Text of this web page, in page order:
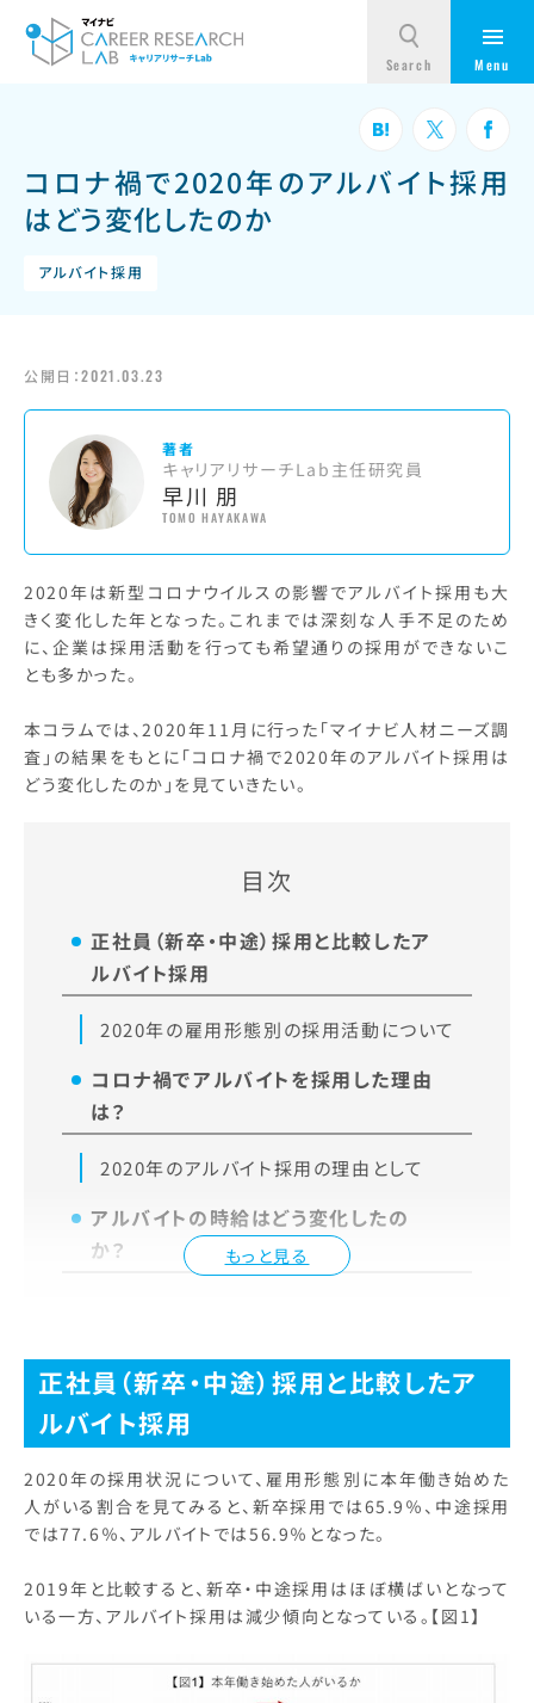
コロナ禍で2020年のアルバイト採用
はどう変化したのか
アルバイト採用
公開日：2021.03.23
著者
キャリアリサーチLab主任研究員
早川 朋
TOMO HAYAKAWA
2020年は新型コロナウイルスの影響でアルバイト採用も大
きく変化した年となった。これまでは深刻な人手不足のため
に、企業は採用活動を行っても希望通りの採用ができないこ
とも多かった。
本コラムでは、2020年11月に行った「マイナビ人材ニーズ調
査」の結果をもとに「コロナ禍で2020年のアルバイト採用は
どう変化したのか」を見ていきたい。
目次
もっと見る
正社員（新卒・中途）採用と比較したア
ルバイト採用
2020年の雇用形態別の採用活動について
コロナ禍でアルバイトを採用した理由
は？
2020年のアルバイト採用の理由として
アルバイトの時給はどう変化したの
か？
正社員（新卒・中途）採用と比較したア
ルバイト採用
2020年の採用状況について、雇用形態別に本年働き始めた
人がいる割合を見てみると、新卒採用では65.9％、中途採用
では77.6％、アルバイトでは56.9％となった。
2019年と比較すると、新卒・中途採用はほぼ横ばいとなって
いる一方、アルバイト採用は減少傾向となっている。【図1】